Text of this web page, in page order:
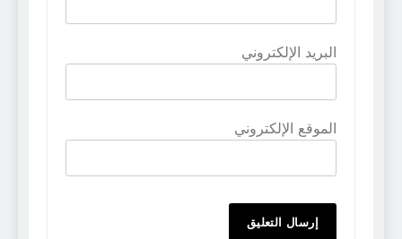
البريد الإلكتروني
الموقع الإلكتروني